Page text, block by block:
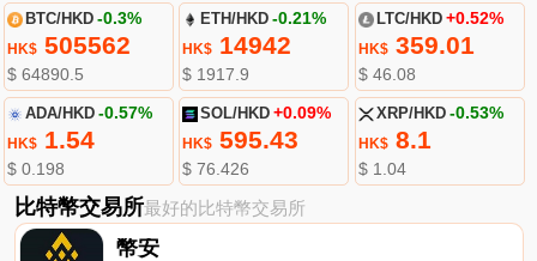
BTC/HKD -0.3%
HK$505562
$ 64890.5
ETH/HKD -0.21%
HK$ 14942
$ 1917.9
LTC/HKD +0.52%
HK$359.01
$ 46.08
ADA/HKD -0.57%
HK$1.54
$ 0.198
SOL/HKD +0.09%
HK$ 595.43
$ 76.426
XRP/HKD -0.53%
HK$8.1
$ 1.04
比特幣交易所最好的比特幣交易所
幣安